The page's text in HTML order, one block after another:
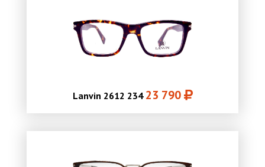
Lanvin 2612 234 23 790